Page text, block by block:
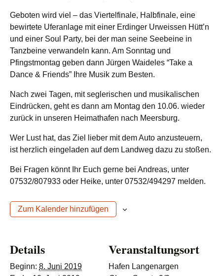
Geboten wird viel – das Viertelfinale, Halbfinale, eine
bewirtete Uferanlage mit einer Erdinger Urweissen Hütt’n
und einer Soul Party, bei der man seine Seebeine in
Tanzbeine verwandeln kann. Am Sonntag und
Pfingstmontag geben dann Jürgen Waideles “Take a
Dance & Friends” Ihre Musik zum Besten.
Nach zwei Tagen, mit seglerischen und musikalischen
Eindrücken, geht es dann am Montag den 10.06. wieder
zurück in unseren Heimathafen nach Meersburg.
Wer Lust hat, das Ziel lieber mit dem Auto anzusteuern,
ist herzlich eingeladen auf dem Landweg dazu zu stoßen.
Bei Fragen könnt Ihr Euch gerne bei Andreas, unter
07532/807933 oder Heike, unter 07532/494297 melden.
Zum Kalender hinzufügen
Details
Beginn: 8. Juni 2019
Veranstaltungsort
Hafen Langenargen